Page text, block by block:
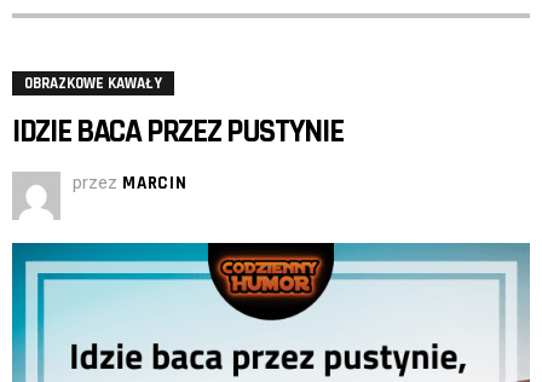
OBRAZKOWE KAWAŁY
IDZIE BACA PRZEZ PUSTYNIE
przez MARCIN